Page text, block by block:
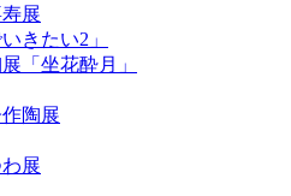
展
きたい2」
「坐花酔月」
陶展
展